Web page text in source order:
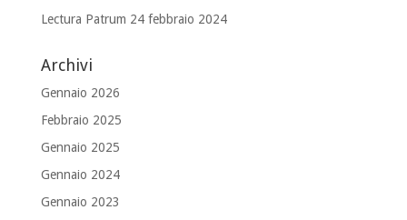
Lectura Patrum 24 febbraio 2024
Archivi
Gennaio 2026
Febbraio 2025
Gennaio 2025
Gennaio 2024
Gennaio 2023